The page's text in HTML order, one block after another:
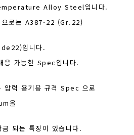
Alloy Steel입니다.
으로는 A387-22 (Gr.22)
입니다.
응 가능한 Spec입니다.
력 용기용 규격 Spec 으로
을
되는 특징이 있습니다.